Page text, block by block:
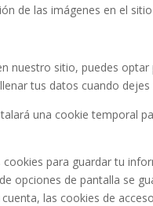
de las imágenes en el
nuestro sitio, puedes
tus datos cuando
una cookie temporal
para guardar tu
opciones de pantalla se
las cookies de